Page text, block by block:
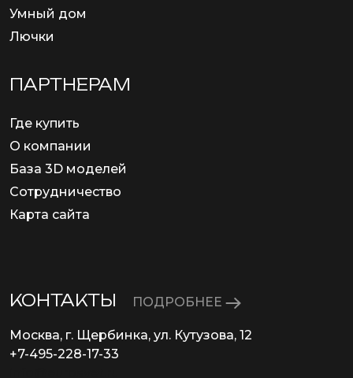
Умный дом
Лючки
ПАРТНЕРАМ
Где купить
О компании
База 3D моделей
Сотрудничество
Карта сайта
КОНТАКТЫ ПОДРОБНЕЕ
Москва, г. Щербинка, ул. Кутузова, 12
+7-495-228-17-33